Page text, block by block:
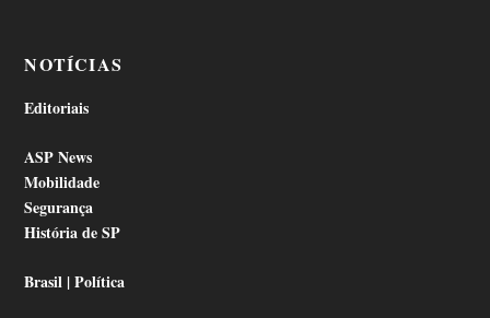
NOTÍCIAS
Editoriais
ASP News
Mobilidade
Segurança
História de SP
Brasil | Política